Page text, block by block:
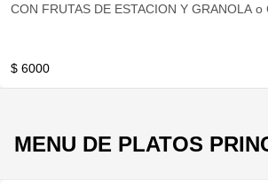
CON FRUTAS DE ESTACION Y GRANOLA o
$ 6000
MENU DE PLATOS